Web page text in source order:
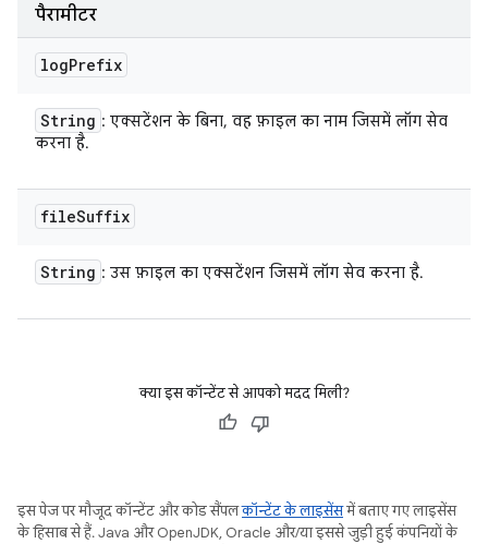
पैरामीटर
logPrefix
String : एक्सटेंशन के बिना, वह फ़ाइल का नाम जिसमें लॉग सेव
करना है.
fileSuffix
String : उस फ़ाइल का एक्सटेंशन जिसमें लॉग सेव करना है.
क्या इस कॉन्टेंट से आपको मदद मिली?
इस पेज पर मौजूद कॉन्टेंट और कोड सैंपलकॉन्टेंट के लाइसेंसमें बताए गए लाइसेंस
के हिसाब से हैं. Java और OpenJDK, Oracle और/या इससे जुड़ी हुई कंपनियों के